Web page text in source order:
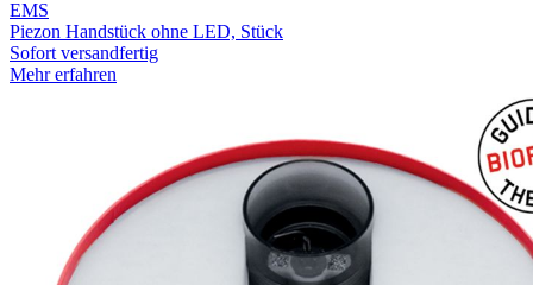
EMS
Piezon Handstück ohne LED, Stück
Sofort versandfertig
Mehr erfahren